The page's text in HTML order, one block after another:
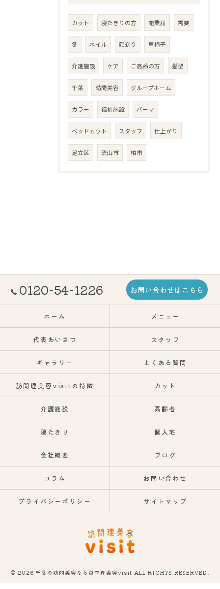
カット 寝たきりの方 開業届 需要
冬 ネイル 顔剃り 車椅子
介護施設 ケア ご高齢の方 髪型
千葉 訪問美容 グループホーム
カラー 福祉施設 パーマ
ベッドカット スタッフ 仕上がり
足立区 流山市 柏市
0120-54-1226 お問い合わせはこちら
ホーム メニュー
代表あいさつ スタッフ
ギャラリー よくある質問
訪問理美容visitの特徴 カット
介護施設 高齢者
寝たきり 個人宅
会社概要 ブログ
コラム お問い合わせ
プライバシーポリシー サイトマップ
© 2026 千葉の訪問美容なら訪問理美容visit ALL RIGHTS RESERVED.